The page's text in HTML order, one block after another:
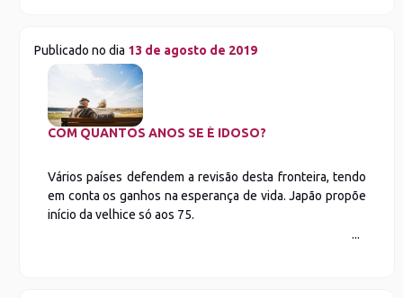
Publicado no dia 13 de agosto de 2019
COM QUANTOS ANOS SE É IDOSO?
Vários países defendem a revisão desta fronteira, tendo
em conta os ganhos na esperança de vida. Japão propõe
início da velhice só aos 75.